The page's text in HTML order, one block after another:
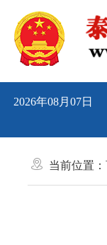
2026年08月07日
当前位置：